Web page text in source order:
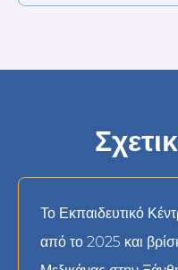
Το Εκπαιδευτικό
από το 2025 και